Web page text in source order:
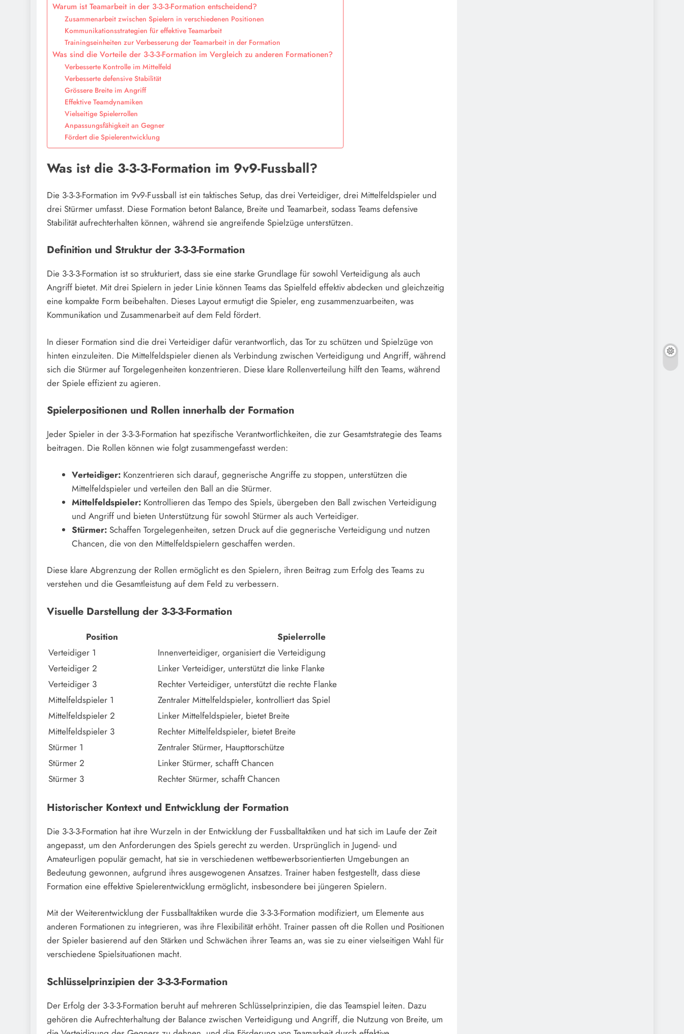
Warum ist Teamarbeit in der 3-3-3-Formation entscheidend?
Zusammenarbeit zwischen Spielern in verschiedenen Positionen
Kommunikationsstrategien für effektive Teamarbeit
Trainingseinheiten zur Verbesserung der Teamarbeit in der Formation
Was sind die Vorteile der 3-3-3-Formation im Vergleich zu anderen Formationen?
Verbesserte Kontrolle im Mittelfeld
Verbesserte defensive Stabilität
Grössere Breite im Angriff
Effektive Teamdynamiken
Vielseitige Spielerrollen
Anpassungsfähigkeit an Gegner
Fördert die Spielerentwicklung
Was ist die 3-3-3-Formation im 9v9-Fussball?
Die 3-3-3-Formation im 9v9-Fussball ist ein taktisches Setup, das drei Verteidiger, drei Mittelfeldspieler und
drei Stürmer umfasst. Diese Formation betont Balance, Breite und Teamarbeit, sodass Teams defensive
Stabilität aufrechterhalten können, während sie angreifende Spielzüge unterstützen.
Definition und Struktur der 3-3-3-Formation
Die 3-3-3-Formation ist so strukturiert, dass sie eine starke Grundlage für sowohl Verteidigung als auch
Angriff bietet. Mit drei Spielern in jeder Linie können Teams das Spielfeld effektiv abdecken und gleichzeitig
eine kompakte Form beibehalten. Dieses Layout ermutigt die Spieler, eng zusammenzuarbeiten, was
Kommunikation und Zusammenarbeit auf dem Feld fördert.
In dieser Formation sind die drei Verteidiger dafür verantwortlich, das Tor zu schützen und Spielzüge von
hinten einzuleiten. Die Mittelfeldspieler dienen als Verbindung zwischen Verteidigung und Angriff, während
sich die Stürmer auf Torgelegenheiten konzentrieren. Diese klare Rollenverteilung hilft den Teams, während
der Spiele effizient zu agieren.
Spielerpositionen und Rollen innerhalb der Formation
Jeder Spieler in der 3-3-3-Formation hat spezifische Verantwortlichkeiten, die zur Gesamtstrategie des Teams
beitragen. Die Rollen können wie folgt zusammengefasst werden:
Verteidiger:Konzentrieren sich darauf, gegnerische Angriffe zu stoppen, unterstützen die
Mittelfeldspieler und verteilen den Ball an die Stürmer.
Mittelfeldspieler:Kontrollieren das Tempo des Spiels, übergeben den Ball zwischen Verteidigung
und Angriff und bieten Unterstützung für sowohl Stürmer als auch Verteidiger.
Stürmer:Schaffen Torgelegenheiten, setzen Druck auf die gegnerische Verteidigung und nutzen
Chancen, die von den Mittelfeldspielern geschaffen werden.
Diese klare Abgrenzung der Rollen ermöglicht es den Spielern, ihren Beitrag zum Erfolg des Teams zu
verstehen und die Gesamtleistung auf dem Feld zu verbessern.
Visuelle Darstellung der 3-3-3-Formation
Position
Spielerrolle
Verteidiger 1
Innenverteidiger, organisiert die Verteidigung
Verteidiger 2
Linker Verteidiger, unterstützt die linke Flanke
Verteidiger 3
Rechter Verteidiger, unterstützt die rechte Flanke
Mittelfeldspieler 1
Zentraler Mittelfeldspieler, kontrolliert das Spiel
Mittelfeldspieler 2
Linker Mittelfeldspieler, bietet Breite
Mittelfeldspieler 3
Rechter Mittelfeldspieler, bietet Breite
Stürmer 1
Zentraler Stürmer, Haupttorschütze
Stürmer 2
Linker Stürmer, schafft Chancen
Stürmer 3
Rechter Stürmer, schafft Chancen
Historischer Kontext und Entwicklung der Formation
Die 3-3-3-Formation hat ihre Wurzeln in der Entwicklung der Fussballtaktiken und hat sich im Laufe der Zeit
angepasst, um den Anforderungen des Spiels gerecht zu werden. Ursprünglich in Jugend- und
Amateurligen populär gemacht, hat sie in verschiedenen wettbewerbsorientierten Umgebungen an
Bedeutung gewonnen, aufgrund ihres ausgewogenen Ansatzes. Trainer haben festgestellt, dass diese
Formation eine effektive Spielerentwicklung ermöglicht, insbesondere bei jüngeren Spielern.
Mit der Weiterentwicklung der Fussballtaktiken wurde die 3-3-3-Formation modifiziert, um Elemente aus
anderen Formationen zu integrieren, was ihre Flexibilität erhöht. Trainer passen oft die Rollen und Positionen
der Spieler basierend auf den Stärken und Schwächen ihrer Teams an, was sie zu einer vielseitigen Wahl für
verschiedene Spielsituationen macht.
Schlüsselprinzipien der 3-3-3-Formation
Der Erfolg der 3-3-3-Formation beruht auf mehreren Schlüsselprinzipien, die das Teamspiel leiten. Dazu
gehören die Aufrechterhaltung der Balance zwischen Verteidigung und Angriff, die Nutzung von Breite, um